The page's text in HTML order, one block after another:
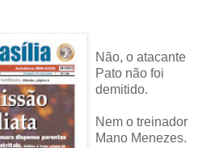
Não, o atacante
Pato não foi
demitido.
Nem o treinador
Mano Menezes.